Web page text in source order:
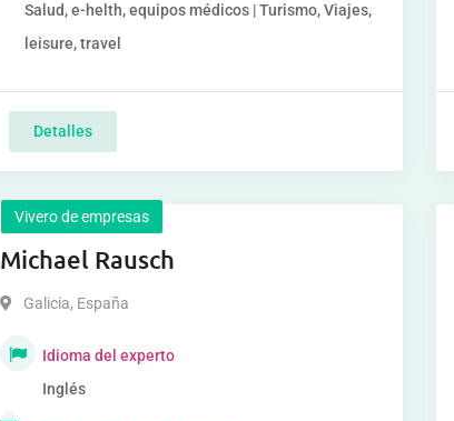
Salud, e-helth, equipos médicos | Turismo, Viajes,
leisure, travel
Detalles
Vivero de empresas
Michael Rausch
Galicia, España
Idioma del experto
Inglés